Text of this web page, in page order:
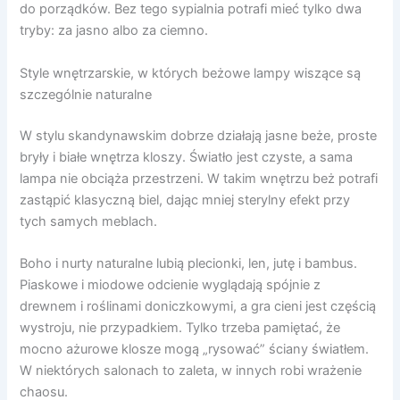
do porządków. Bez tego sypialnia potrafi mieć tylko dwa
tryby: za jasno albo za ciemno.
Style wnętrzarskie, w których beżowe lampy wiszące są
szczególnie naturalne
W stylu skandynawskim dobrze działają jasne beże, proste
bryły i białe wnętrza kloszy. Światło jest czyste, a sama
lampa nie obciąża przestrzeni. W takim wnętrzu beż potrafi
zastąpić klasyczną biel, dając mniej sterylny efekt przy
tych samych meblach.
Boho i nurty naturalne lubią plecionki, len, jutę i bambus.
Piaskowe i miodowe odcienie wyglądają spójnie z
drewnem i roślinami doniczkowymi, a gra cieni jest częścią
wystroju, nie przypadkiem. Tylko trzeba pamiętać, że
mocno ażurowe klosze mogą „rysować” ściany światłem.
W niektórych salonach to zaleta, w innych robi wrażenie
chaosu.